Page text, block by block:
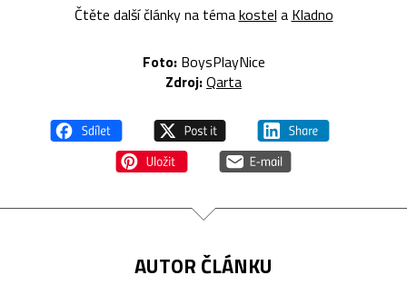
Čtěte další články na témakostel a Kladno
Foto:BoysPlayNice
Zdroj:Qarta
AUTOR ČLÁNKU